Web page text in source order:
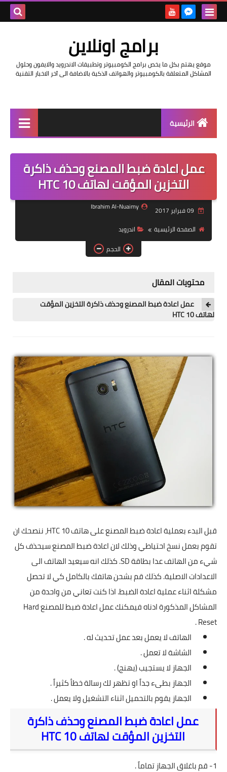
برامج اونلاين
موقع يهتم بكل ما يخص برامج الكومبيوتر وتطبيقات الاندرويد والايفون وحلول
المشاكل المتعلقة بالكومبيوتر والهواتف الذكية بالاضافة الى آخر الاخبار التقنية
الرئيسية
مراجعات
حماية
اندرويد
ويندوز
فيسبوك
بلوجر
تطبيقات
العملات الرقمية
عمل اعادة ضبط المصنع وحذف ذاكرة
التخزين المؤقت لهاتف HTC 10
Ibrahim Al-Nuaimy
الصفحة الرئيسية
اندرويد
الحجم
محتويات المقال
عمل اعادة ضبط المصنع وحذف ذاكرة التخزين المؤقت
لهاتف HTC 10
قبل البدء بعملية اعادة ضبط المصنع على هاتف HTC 10، ننصحك ان
تقوم بعمل نسخ احتياطي وذلك لان اعادة ضبط المصنع سيحذف كل
شيء من الهاتف عدا بطاقة SD. كذلك انه سيعيد الهاتف الى
الاعدادات الاصلية. كذلك قم بشحن هاتفك بالكامل كي لا تحصل
مشكلة اثناء عملية اعادة الضبط. اذا كنت تعاني من واحدة من
المشاكل المذكورة ادناه فيمكنك عمل اعادة ضبط للمصنع Hard
Reset .
الهاتف لا يعمل بعد عمل تحديث له .
الشاشة لا تعمل .
الجهاز لا يستجيب (يهنج) .
الجهاز بطىء جداً او تظهر لك رسالة خطأ كثيراً .
الجهاز يقوم بالتحميل اثناء التشغيل ولا يعمل .
عمل اعادة ضبط المصنع وحذف ذاكرة
التخزين المؤقت لهاتف HTC 10
1- قم باغلاق الجهاز تماماً .